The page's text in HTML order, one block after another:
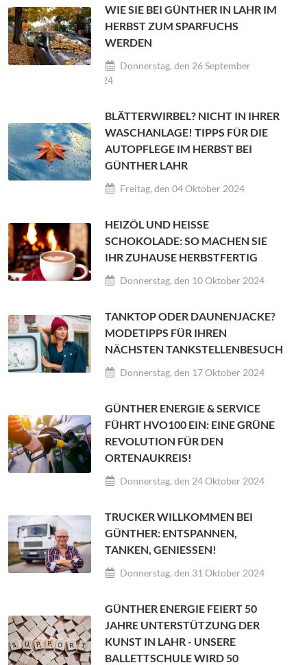
WIE SIE BEI GÜNTHER IN LAHR IM
HERBST ZUM SPARFUCHS
WERDEN
Donnerstag, den 26 September
2024
BLÄTTERWIRBEL? NICHT IN IHRER
WASCHANLAGE! TIPPS FÜR DIE
AUTOPFLEGE IM HERBST BEI
GÜNTHER LAHR
Freitag, den 04 Oktober 2024
HEIZÖL UND HEISSE S
CHOKOLADE: SO MACHEN SIE I
HR ZUHAUSE HERBSTFERTIG
Donnerstag, den 10 Oktober 2024
TANKTOP ODER DAUNENJACKE?
MODETIPPS FÜR IHREN
NÄCHSTEN TANKSTELLENBESUCH
Donnerstag, den 17 Oktober 2024
GÜNTHER ENERGIE & SERVICE
FÜHRT HVO100 EIN: EINE GRÜNE
REVOLUTION FÜR DEN
ORTENAUKREIS!
Donnerstag, den 24 Oktober 2024
TRUCKER WILLKOMMEN BEI
GÜNTHER: ENTSPANNEN,
TANKEN, GENIESSEN!
Donnerstag, den 31 Oktober 2024
GÜNTHER ENERGIE FEIERT 50
JAHRE UNTERSTÜTZUNG DER
KUNST IN LAHR - UNSERE
BALLETTSCHULE WIRD 50